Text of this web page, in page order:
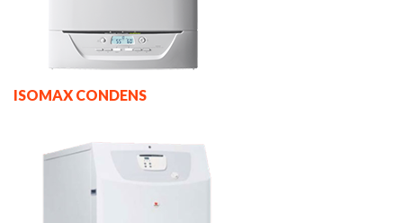
ISOMAX CONDENS